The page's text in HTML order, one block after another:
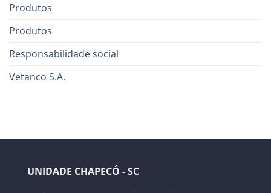
Produtos
Produtos
Responsabilidade social
Vetanco S.A.
UNIDADE CHAPECÓ - SC